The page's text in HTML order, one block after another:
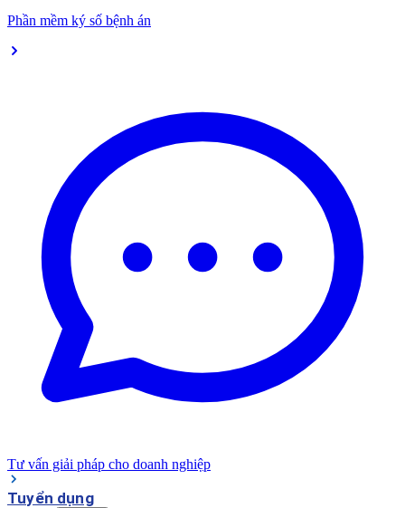
Phần mềm ký số bệnh án
Tư vấn giải pháp cho doanh nghiệp
Tuyển dụng